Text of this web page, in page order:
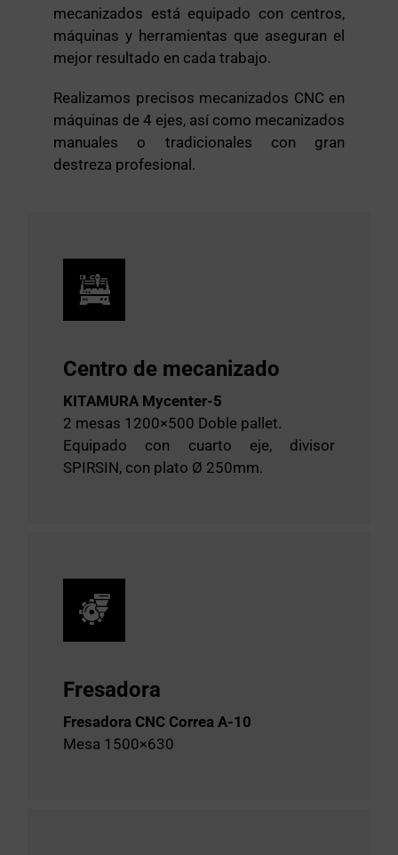
mecanizados está equipado con centros,
máquinas y herramientas que aseguran el
mejor resultado en cada trabajo.
Realizamos precisos mecanizados CNC en
máquinas de 4 ejes, así como mecanizados
manuales o tradicionales con gran
destreza profesional.
Centro de mecanizado
KITAMURA Mycenter-5
2 mesas 1200×500 Doble pallet.
Equipado con cuarto eje, divisor
SPIRSIN, con plato Ø 250mm.
Fresadora
Fresadora CNC Correa A-10
Mesa 1500×630